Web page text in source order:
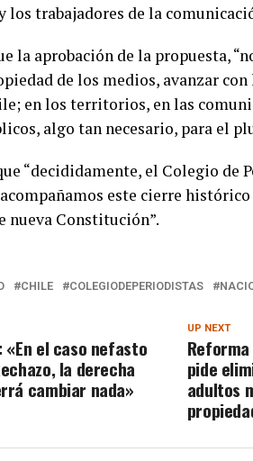
trabajadores de la
la aprobación de la propuesta,
de los medios, avanzar
en los territorios, en las
algo tan necesario, para el
“decididamente, el Colegio de
este cierre
nueva Constitución”.
CHILE COLEGIODEPERIODISTAS
UP NEXT
pide
adultos
«En el caso nefasto
la derecha
cambiar nada»